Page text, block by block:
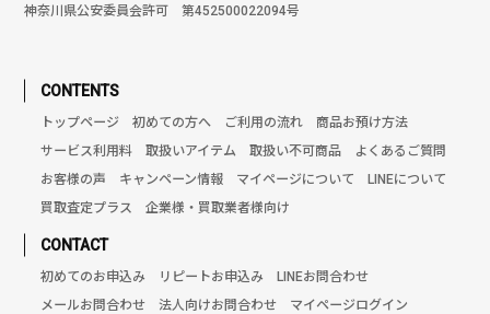
神奈川県公安委員会許可 第452500022094号
CONTENTS
トップページ 初めての方へ ご利用の流れ
商品お預け方法
サービス利用料
取扱いアイテム 取扱い不可商品
よくあるご質問
お客様の声
キャンペーン情報 マイページについて
LINEについて
買取査定プラス
企業様・買取業者様向け
CONTACT
初めてのお申込み リピートお申込み
LINEお問合わせ
メールお問合わせ
法人向けお問合わせ マイページログイン